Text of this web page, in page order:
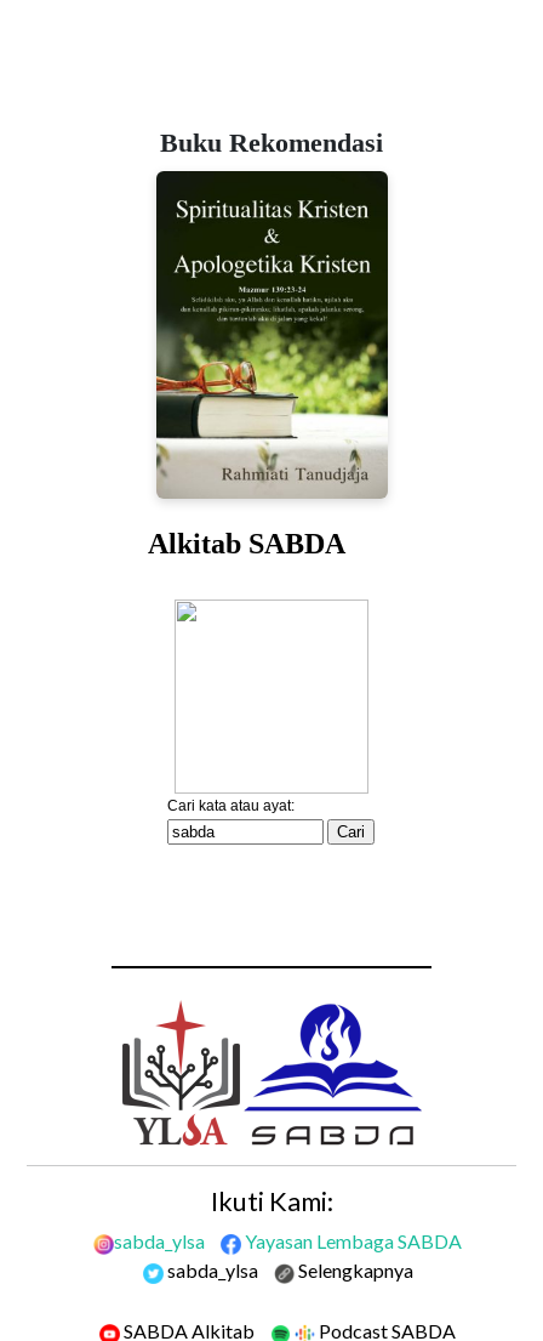
Buku Rekomendasi
Ikuti Kami:
sabda_ylsa
Yayasan Lembaga SABDA
sabda_ylsa
Selengkapnya
SABDA Alkitab Podcast SABDA